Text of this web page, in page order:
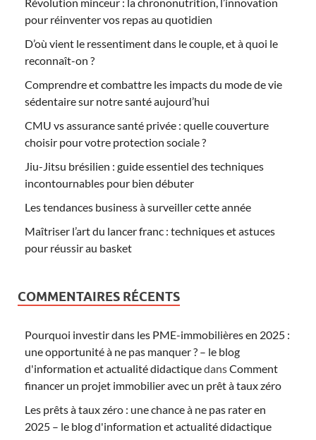
pour réinventer vos repas au quotidien
D’où vient le ressentiment dans le couple, et à quoi le
reconnaît-on ?
Comprendre et combattre les impacts du mode de vie
sédentaire sur notre santé aujourd’hui
CMU vs assurance santé privée : quelle couverture
choisir pour votre protection sociale ?
Jiu-Jitsu brésilien : guide essentiel des techniques
incontournables pour bien débuter
Les tendances business à surveiller cette année
Maîtriser l’art du lancer franc : techniques et astuces
pour réussir au basket
COMMENTAIRES RÉCENTS
Pourquoi investir dans les PME-immobilières en 2025 :
une opportunité à ne pas manquer ? – le blog
d'information et actualité didactiquedansComment
financer un projet immobilier avec un prêt à taux zéro
Les prêts à taux zéro : une chance à ne pas rater en
2025 – le blog d'information et actualité didactique